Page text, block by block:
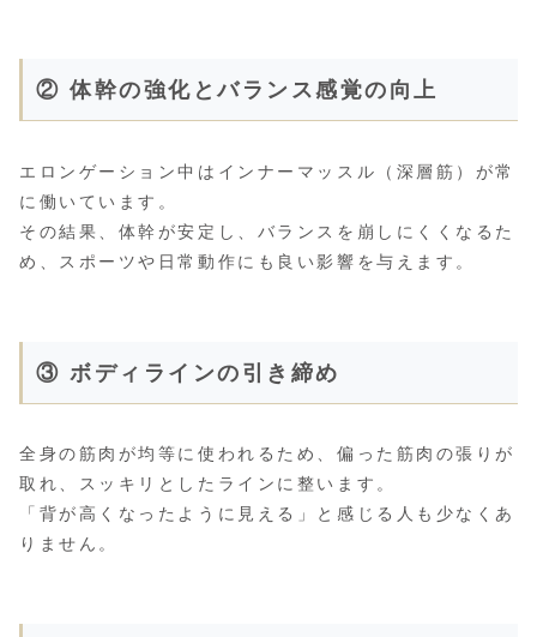
② 体幹の強化とバランス感覚の向上
エロンゲーション中はインナーマッスル（深層筋）が常
に働いています。
その結果、体幹が安定し、バランスを崩しにくくなるた
め、スポーツや日常動作にも良い影響を与えます。
③ ボディラインの引き締め
全身の筋肉が均等に使われるため、偏った筋肉の張りが
取れ、スッキリとしたラインに整います。
「背が高くなったように見える」と感じる人も少なくあ
りません。